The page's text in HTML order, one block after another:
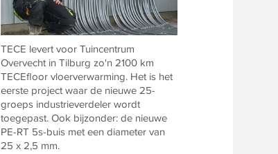
TECE levert voor Tuincentrum
Overvecht in Tilburg zo'n 2100 km
TECEfloor vloerverwarming. Het is het
eerste project waar de nieuwe 25-
groeps industrieverdeler wordt
toegepast. Ook bijzonder: de nieuwe
PE-RT 5s-buis met een diameter van
25 x 2,5 mm.